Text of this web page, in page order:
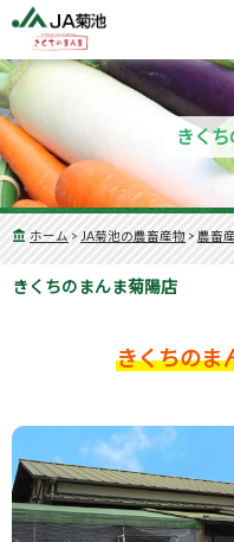
きく
ホーム > JA菊池の農畜産物> 農畜
きくちのまんま菊陽店
きくちのま